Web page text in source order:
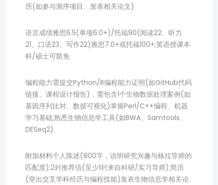
历(如参与测序项目、发表相关论文)
语言成绩雅思6.5(单项6.0+)/托福90(阅读22、听力
21、口语23、写作22)雅思7.0+或托福100+;英语授课本
科/硕士可豁免
编程能力需提交Python/R编程能力证明(如GitHub代码
链接、课程设计报告)，需包含1个生物数据处理案例(如
基因序列比对、数据可视化)掌握Perl/C++编程、机器
学习基础;熟悉生物信息学工具(如BWA、Samtools、
DESeq2)
附加材料个人陈述(800字，说明研究兴趣与格拉导师的
匹配度);2封推荐信(至少1封来自科研/实习导师);简历
(突出交叉学科经历与编程技能)发表生物信息学相关论